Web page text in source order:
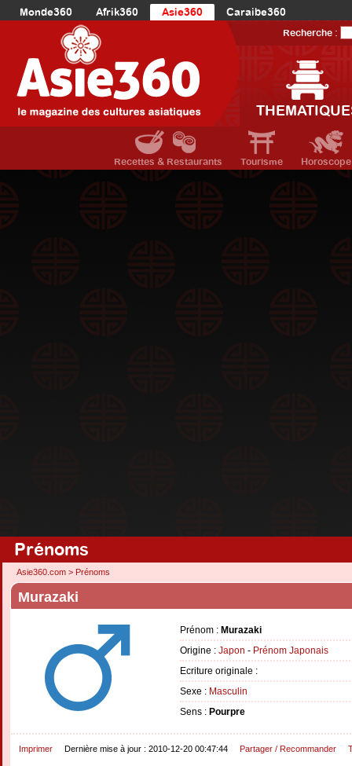
Monde360 Afrik360 Asie360
Caraibe360
Europe360
AmériqueDuNord360
Océanie360
Recherche :
Recettes & Restaurants Tourisme Horoscope
Prénoms
Asie360.com > Prénoms
Murazaki
Prénom : Murazaki
Origine : Japon - Prénom Japonais
Ecriture originale :
Sexe : Masculin
Sens : Pourpre
Imprimer Dernière mise à jour : 2010-12-20 00:47:44 Partager / Recommander